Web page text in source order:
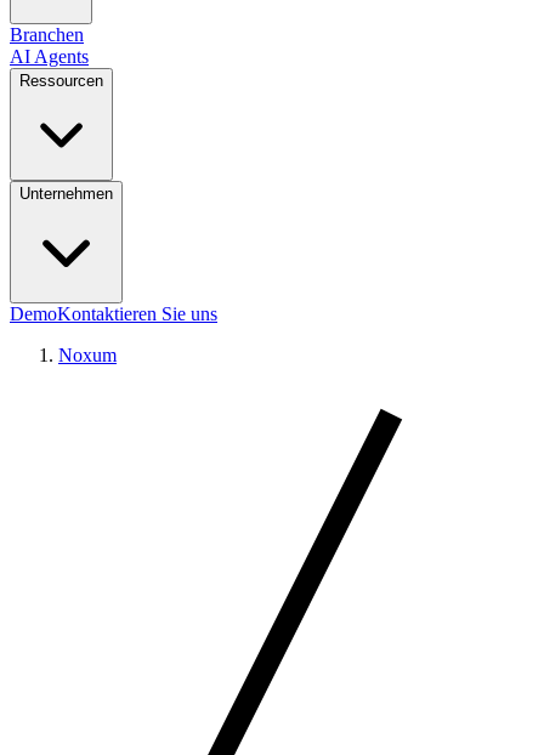
Branchen
AI Agents
Ressourcen
Unternehmen
DemoKontaktieren Sie uns
Noxum